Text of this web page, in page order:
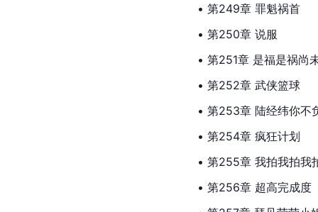
• 第249章 罪魁祸首
• 第250章 说服
• 第251章 是福是祸尚
• 第252章 武侠篮球
• 第253章 陆经纬你不
• 第254章 疯狂计划
• 第255章 我拍我拍我
• 第256章 超高完成度